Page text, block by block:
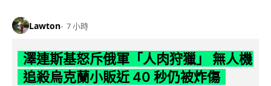
Lawton 7 小時
澤連斯基怒斥俄軍「人肉狩獵」 無人機
追殺烏克蘭小販近 40 秒仍被炸傷